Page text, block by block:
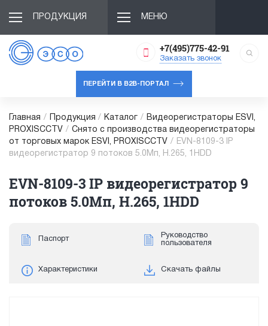
ПРОДУКЦИЯ МЕНЮ
+7(495)775-42-91
Заказать звонок
ПЕРЕЙТИ В B2B-ПОРТАЛ
Главная / Продукция / Каталог /
Видеорегистраторы ESVI,
PROXISCCTV / Снято с производства видеорегистраторы
от торговых марок ESVI, PROXISCCTV /
EVN-8109-3 IP
видеорегистратор 9 потоков 5.0Мп, H.265, 1HDD
EVN-8109-3 IP видеорегистратор 9
потоков 5.0Мп, H.265, 1HDD
Паспорт
Руководство
пользователя
Характеристики Скачать файлы